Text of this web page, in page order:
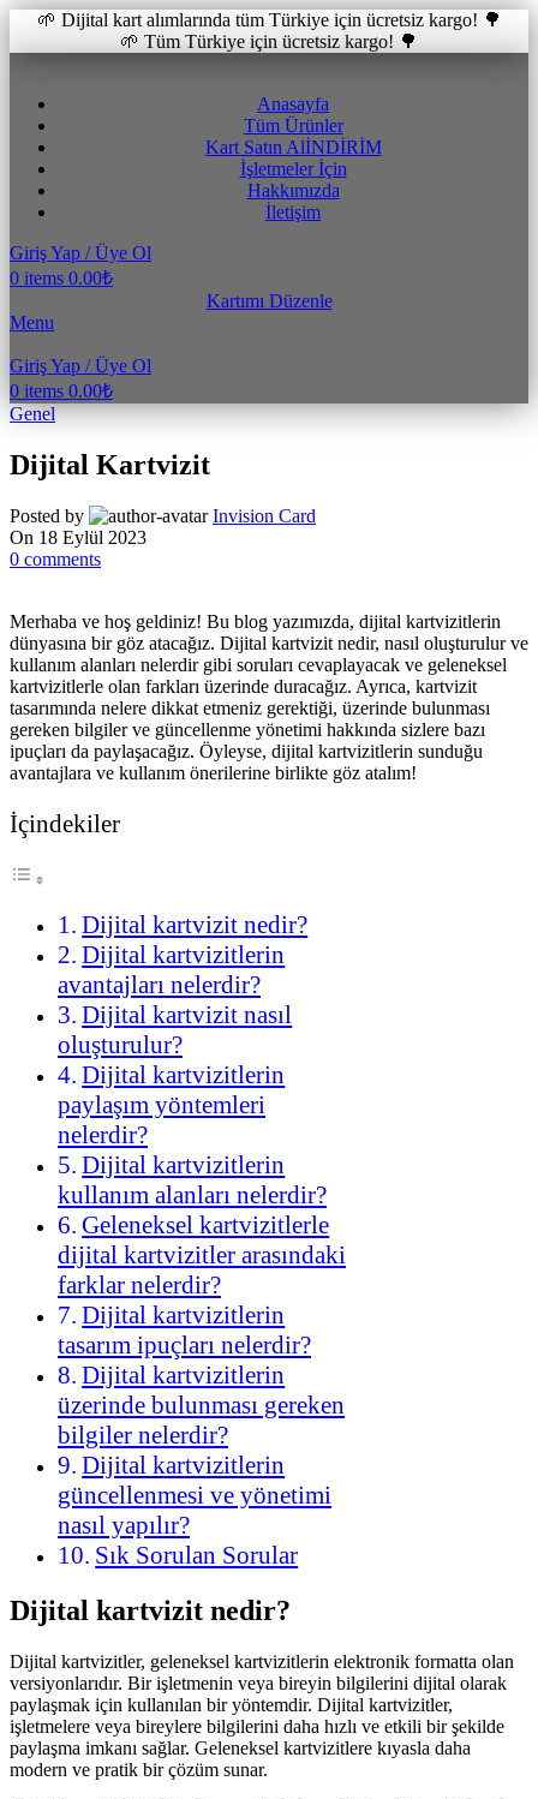
🌱 Dijital kart alımlarında tüm Türkiye için ücretsiz kargo! 🌳
🌱 Tüm Türkiye için ücretsiz kargo! 🌳
Anasayfa
Tüm Ürünler
Kart Satın AlİNDİRİM
İşletmeler İçin
Hakkımızda
İletişim
Giriş Yap / Üye Ol
0 items 0.00₺
Kartımı Düzenle
Menu
Giriş Yap / Üye Ol
0 items 0.00₺
Genel
Dijital Kartvizit
Posted by
Invision Card
On 18 Eylül 2023
0 comments
Merhaba ve hoş geldiniz! Bu blog yazımızda, dijital kartvizitlerin
dünyasına bir göz atacağız. Dijital kartvizit nedir, nasıl oluşturulur ve
kullanım alanları nelerdir gibi soruları cevaplayacak ve geleneksel
kartvizitlerle olan farkları üzerinde duracağız. Ayrıca, kartvizit
tasarımında nelere dikkat etmeniz gerektiği, üzerinde bulunması
gereken bilgiler ve güncellenme yönetimi hakkında sizlere bazı
ipuçları da paylaşacağız. Öyleyse, dijital kartvizitlerin sunduğu
avantajlara ve kullanım önerilerine birlikte göz atalım!
İçindekiler
Dijital kartvizit nedir?
Dijital kartvizitlerin
avantajları nelerdir?
Dijital kartvizit nasıl
oluşturulur?
Dijital kartvizitlerin
paylaşım yöntemleri
nelerdir?
Dijital kartvizitlerin
kullanım alanları nelerdir?
Geleneksel kartvizitlerle
dijital kartvizitler arasındaki
farklar nelerdir?
Dijital kartvizitlerin
tasarım ipuçları nelerdir?
Dijital kartvizitlerin
üzerinde bulunması gereken
bilgiler nelerdir?
Dijital kartvizitlerin
güncellenmesi ve yönetimi
nasıl yapılır?
Sık Sorulan Sorular
Dijital kartvizit nedir?
Dijital kartvizitler, geleneksel kartvizitlerin elektronik formatta olan
versiyonlarıdır. Bir işletmenin veya bireyin bilgilerini dijital olarak
paylaşmak için kullanılan bir yöntemdir. Dijital kartvizitler,
işletmelere veya bireylere bilgilerini daha hızlı ve etkili bir şekilde
paylaşma imkanı sağlar. Geleneksel kartvizitlere kıyasla daha
modern ve pratik bir çözüm sunar.